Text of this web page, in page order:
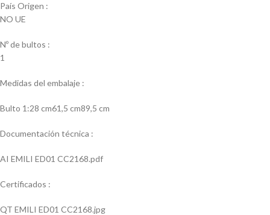
País Origen :
NO UE
Nº de bultos :
1
Medidas del embalaje :
Bulto 1:28 cm61,5 cm89,5 cm
Documentación técnica :
AI EMILI ED01 CC2168.pdf
Certificados :
QT EMILI ED01 CC2168.jpg